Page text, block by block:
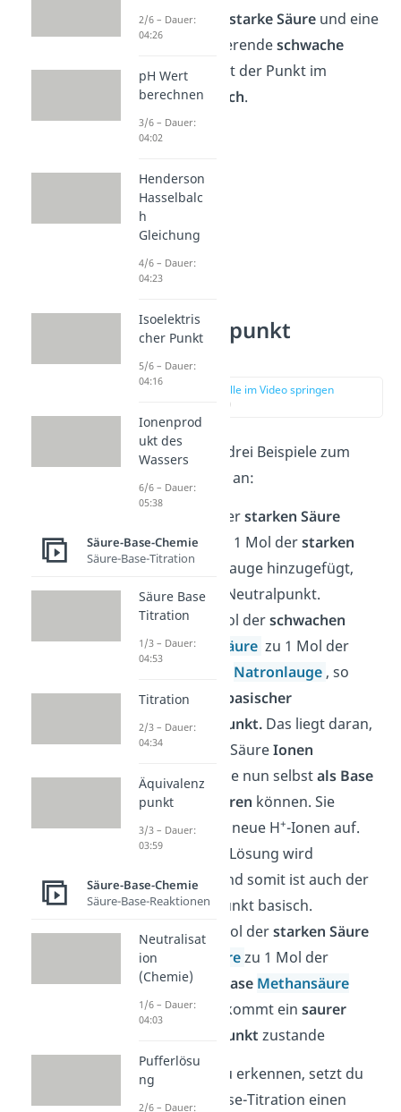
Hast du eine starke Säure und eine
korrespondierendeschwache
Base, dann ist der Punkt im
sauren Bereich.
Äquivalenzpunkt
Beispiele
zur Stelle im Video springen
(00:30)
Schau dir gleich drei Beispiele zum
Äquivalenzpunkt an:
Wird 1 Mol derstarken Säure
Salzsäure
zu 1 Mol derstarken
BaseNatronlauge hinzugefügt,
entsteht ein Neutralpunkt.
Gibst du 1 Mol derschwachen
SäureEssigsäure zu 1 Mol der
Natronlauge , so
entsteht ein
basischer
Äquivalenzpunkt. Das liegt daran,
dass aus der SäureIonen
entstehen
, die nun selbstals Base
weiterreagieren können. Sie
nehmen also neue H+-Ionen auf.
Die gesamte Lösung wird
alkalischer und somit ist auch der
Äquivalenzpunkt basisch.
Wenn du 1 Mol derstarken Säure
Schwefelsäurezu 1 Mol der
schwachen Base Methansäure
hinzufügst, kommt einsaurer
Äquivalenzpunkt zustande
Um den Punkt zu erkennen, setzt du
bei der Säure-Base-Titration einen
2/6 – Dauer:
04:26
pH Wert
berechnen
3/6 – Dauer:
04:02
Henderson
Hasselbalc
h
Gleichung
4/6 – Dauer:
04:23
Isoelektris
cher Punkt
5/6 – Dauer:
04:16
Ionenprod
ukt des
Wassers
6/6 – Dauer:
05:38
Säure-Base-Chemie
Säure-Base-Titration
Säure Base
Titration
1/3 – Dauer:
04:53
Titration
2/3 – Dauer:
04:34
Äquivalenz
punkt
3/3 – Dauer:
03:59
Säure-Base-Chemie
Säure-Base-Reaktionen
Neutralisat
ion
(Chemie)
1/6 – Dauer:
04:03
Pufferlösu
ng
2/6 – Dauer: